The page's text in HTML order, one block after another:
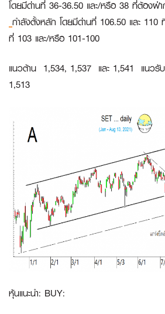
โดยมีด่านที่ 36-36.50 และ/หรือ 38 ที่ต้องฝ่า
กำลังตั้งหลัก โดยมีด่านที่ 106.50 และ
ที่ 103 และ/หรือ 101-100
แนวต้าน 1,534, 1,537 และ 1,541 แนว
1,513
หุ้นแนะนำ: BUY: